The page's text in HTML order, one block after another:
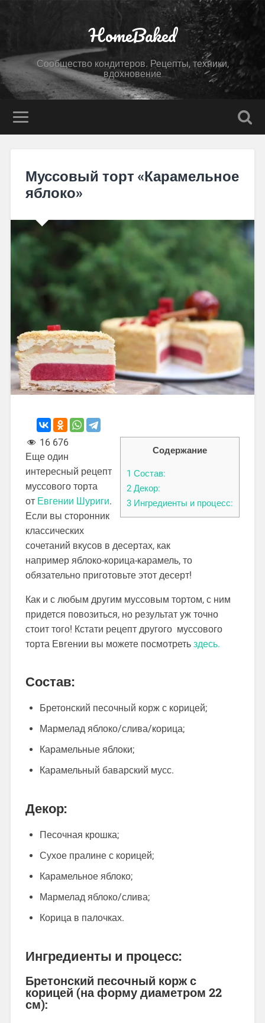
HomeBaked
Сообщество кондитеров. Рецепты, техники,
вдохновение
Муссовый торт «Карамельное
яблоко»
Содержание
1 Состав:
2 Декор:
3 Ингредиенты и процесс:
16 676
Еще один
интересный рецепт
муссового торта
от Евгении Шуриги.
Если вы сторонник
классических
сочетаний вкусов в десертах, как
например яблоко-корица-карамель, то
обязательно приготовьте этот десерт!
Как и с любым другим муссовым тортом, с ним
придется повозиться, но результат уж точно
стоит того! Кстати рецепт другого муссового
торта Евгении вы можете посмотреть здесь.
Состав:
Бретонский песочный корж с корицей;
Мармелад яблоко/слива/корица;
Карамельные яблоки;
Карамельный баварский мусс.
Декор:
Песочная крошка;
Сухое пралине с корицей;
Карамельное яблоко;
Мармелад яблоко/слива;
Корица в палочках.
Ингредиенты и процесс:
Бретонский песочный корж с
корицей (на форму диаметром 22
см):